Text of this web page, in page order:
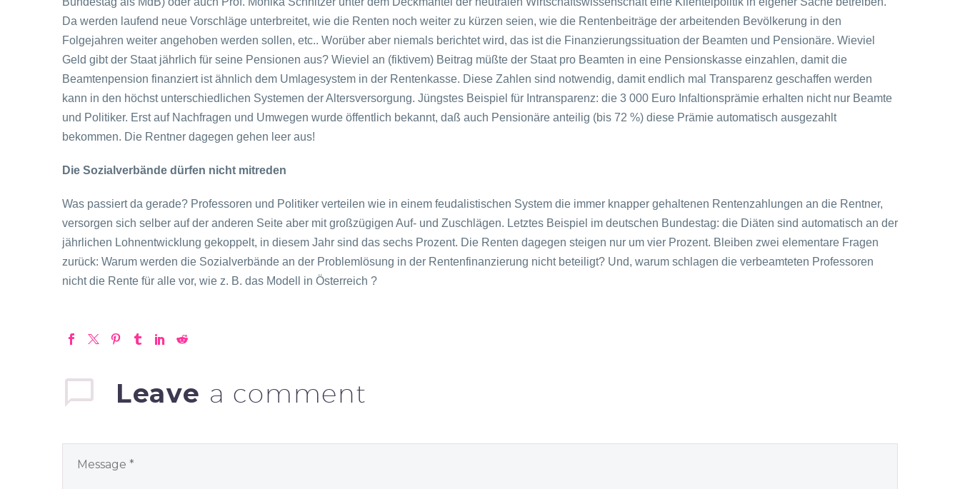
Da werden laufend neue Vorschläge unterbreitet, wie die Renten noch weiter zu kürzen seien, wie die Rentenbeiträge der arbeitenden Bevölkerung in den
Folgejahren weiter angehoben werden sollen, etc.. Worüber aber niemals berichtet wird, das ist die Finanzierungssituation der Beamten und Pensionäre. Wieviel
Geld gibt der Staat jährlich für seine Pensionen aus? Wieviel an (fiktivem) Beitrag müßte der Staat pro Beamten in eine Pensionskasse einzahlen, damit die
Beamtenpension finanziert ist ähnlich dem Umlagesystem in der Rentenkasse. Diese Zahlen sind notwendig, damit endlich mal Transparenz geschaffen werden
kann in den höchst unterschiedlichen Systemen der Altersversorgung. Jüngstes Beispiel für Intransparenz: die 3 000 Euro Infaltionsprämie erhalten nicht nur Beamte
und Politiker. Erst auf Nachfragen und Umwegen wurde öffentlich bekannt, daß auch Pensionäre anteilig (bis 72 %) diese Prämie automatisch ausgezahlt
bekommen. Die Rentner dagegen gehen leer aus!
Die Sozialverbände dürfen nicht mitreden
Was passiert da gerade? Professoren und Politiker verteilen wie in einem feudalistischen System die immer knapper gehaltenen Rentenzahlungen an die Rentner,
versorgen sich selber auf der anderen Seite aber mit großzügigen Auf- und Zuschlägen. Letztes Beispiel im deutschen Bundestag: die Diäten sind automatisch an der
jährlichen Lohnentwicklung gekoppelt, in diesem Jahr sind das sechs Prozent. Die Renten dagegen steigen nur um vier Prozent. Bleiben zwei elementare Fragen
zurück: Warum werden die Sozialverbände an der Problemlösung in der Rentenfinanzierung nicht beteiligt? Und, warum schlagen die verbeamteten Professoren
nicht die Rente für alle vor, wie z. B. das Modell in Österreich ?
Leave a comment